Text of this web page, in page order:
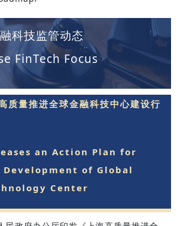
科技监管动态
FinTech Focus
质量推进全球金融科技中心建设行
an Action Plan for
of Global
Center